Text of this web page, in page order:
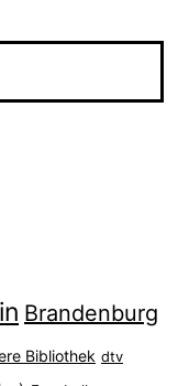
Brandenburg
Bibliothek dtv